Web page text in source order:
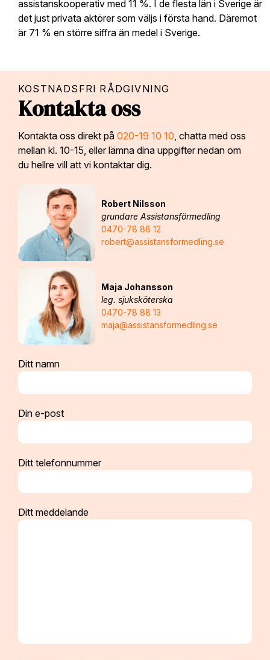
assistanskooperativ med 11 %. I de flesta län i Sverige är
det just privata aktörer som väljs i första hand. Däremot
är 71 % en större siffra än medel i Sverige.
KOSTNADSFRI RÅDGIVNING
Kontakta oss
Kontakta oss direkt på 020-19 10 10 , chatta med oss
mellan kl. 10-15, eller lämna dina uppgifter nedan om
du hellre vill att vi kontaktar dig.
Robert Nilsson
grundare Assistansförmedling
0470-78 88 12
robert@assistansformedling.se
Maja Johansson
leg. sjuksköterska
0470-78 88 13
maja@assistansformedling.se
Ditt namn
Din e-post
Ditt telefonnummer
Ditt meddelande